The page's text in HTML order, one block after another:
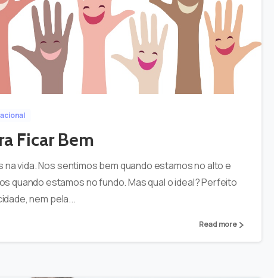
0
Ficar Bem
vida. Nos sentimos bem quando estamos no alto e
quando estamos no fundo. Mas qual o ideal? Perfeito
nem pela...
Read more